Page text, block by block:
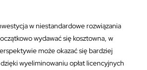
w niestandardowe rozwiązania
wydawać się kosztowna, w
może okazać się bardziej
dzięki wyeliminowaniu opłat licencyjnych